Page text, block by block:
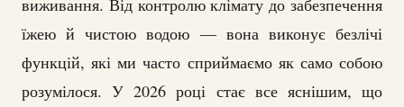
їжею й чистою водою — вона виконує безлічі
функцій, які ми часто сприймаємо як само собою
розумілося. У 2026 році стає все яснішим, що